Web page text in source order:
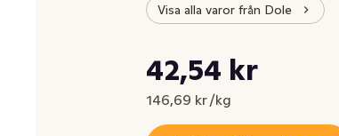
Visa alla varor från Dole
Nuvarande pris är: 42,54 kr
42,54 kr
146,69 kr /kg
Styckpris: 146,69 kr /kg